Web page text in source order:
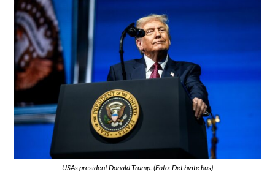
USAs president Donald Trump. (Foto: Det hvite hus)